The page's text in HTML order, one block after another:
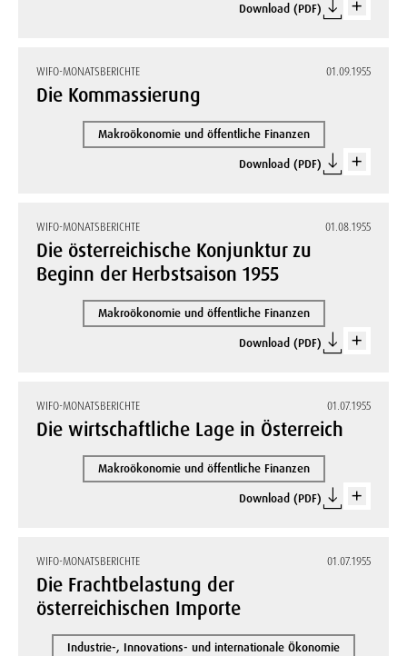
Download (PDF)
WIFO-MONATSBERICHTE 01.09.1955
Die Kommassierung
Makroökonomie und öffentliche Finanzen
Download (PDF)
WIFO-MONATSBERICHTE 01.08.1955
Die österreichische Konjunktur zu
Beginn der Herbstsaison 1955
Makroökonomie und öffentliche Finanzen
Download (PDF)
WIFO-MONATSBERICHTE 01.07.1955
Die wirtschaftliche Lage in Österreich
Makroökonomie und öffentliche Finanzen
Download (PDF)
WIFO-MONATSBERICHTE 01.07.1955
Die Frachtbelastung der
österreichischen Importe
Industrie-, Innovations- und internationale Ökonomie